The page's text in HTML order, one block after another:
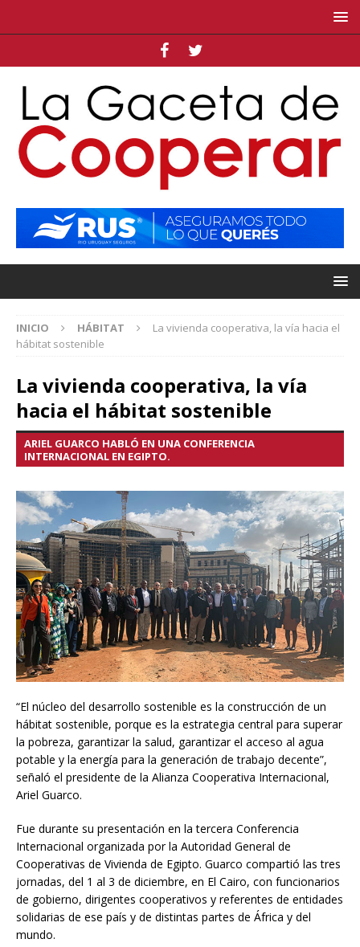
INICIO HÁBITAT
La vivienda cooperativa, la vía hacia el
hábitat sostenible
La vivienda cooperativa, la vía
hacia el hábitat sostenible
ARIEL GUARCO HABLÓ EN UNA CONFERENCIA
INTERNACIONAL EN EGIPTO.
“El núcleo del desarrollo sostenible es la construcción de un
hábitat sostenible, porque es la estrategia central para superar
la pobreza, garantizar la salud, garantizar el acceso al agua
potable y la energía para la generación de trabajo decente”,
señaló el presidente de la Alianza Cooperativa Internacional,
Ariel Guarco.
Fue durante su presentación en la tercera Conferencia
Internacional organizada por la Autoridad General de
Cooperativas de Vivienda de Egipto. Guarco compartió las tres
jornadas, del 1 al 3 de diciembre, en El Cairo, con funcionarios
de gobierno, dirigentes cooperativos y referentes de entidades
solidarias de ese país y de distintas partes de África y del
mundo.